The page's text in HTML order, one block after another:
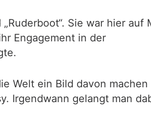
Sie war hier auf
Engagement in der
Welt ein Bild davon machen
Irgendwann gelangt man